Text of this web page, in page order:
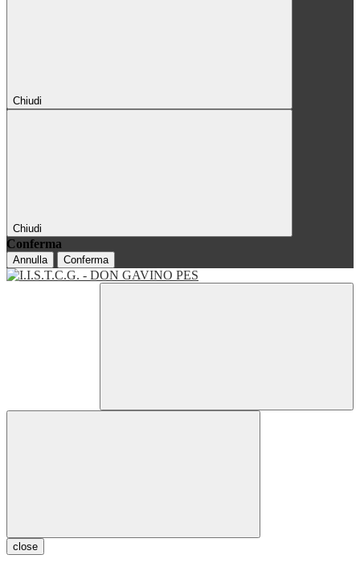
Chiudi
Chiudi
Conferma
Annulla Conferma
close